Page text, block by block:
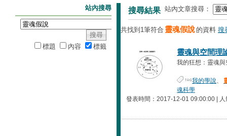
搜尋結果 站內文章搜尋：
共找到1筆符合 靈魂假說 的資料 搜
靈魂與空間理
我的狂想：靈魂
我的學說、
魂科學
發表時間：2017-12-01 09:00:00 |
站內搜尋
標題 內容 標籤